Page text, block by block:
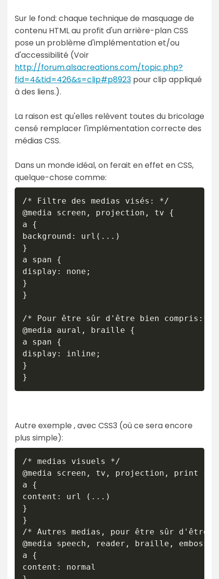
Sur le fond: chaque technique de masquage de
contenu HTML au profit d'un arrière-plan CSS
pose un problème d'implémentation et/ou
d'accessibilité (Voir
http://forum.alsacreations.com/topic.php?
fid=4&tid=426&s=clip#p8923 pour clip appliqué
à des liens.).
La raison est qu'elles relèvent toutes du bricolage
censé remplacer l'implémentation correcte des
médias CSS.
Dans un monde idéal, on ferait en effet en CSS,
quelque-chose comme:
/* Filtre des medias visés: */
@media screen, projection, tv {
a {
background: url(...)
}
a span {
display: none;
}
}
/* Pour être sûr d'être bien compris:*/
@media aural, braille {
a span {
display: inline;
}
Autre exemple , avec CSS3 (où ce sera encore
plus simple):
/* medias visuels */
@media screen, tv, projection, print {
a {
content: url (...)
}
}
/* Autres medias, pour être sûr d'être
@media speech, reader, braille,
a {
content: normal